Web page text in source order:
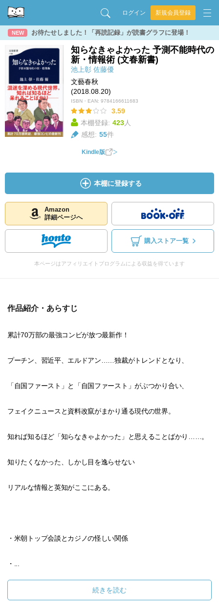
ログイン 新規会員登録
NEW お待たせしました！「再読記録」が読書グラフに登場！
知らなきゃよかった 予測不能時代の
新・情報術 (文春新書)
池上彰 佐藤優
文藝春秋
(2018.08.20)
ISBN・EAN: 9784166611683
3.59
本棚登録: 423人
感想: 55件
Kindle版
本棚に登録する
Amazon
詳細ページへ
購入ストア一覧
本ページはアフィリエイトプログラムによる収益を得ています
作品紹介・あらすじ
累計70万部の最強コンビが放つ最新作！
プーチン、習近平、エルドアン……独裁がトレンドとなり、
「自国ファースト」と「自国ファースト」がぶつかり合い、
フェイクニュースと資料改竄がまかり通る現代の世界。
知れば知るほど「知らなきゃよかった」と思えることばかり……。
知りたくなかった、しかし目を逸らせない
リアルな情報と英知がここにある。
・米朝トップ会談とカジノの怪しい関係
・...
続きを読む